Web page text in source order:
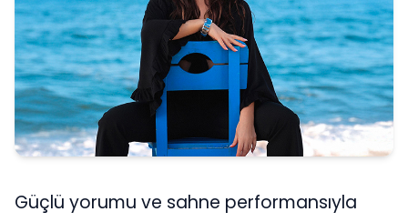
Güçlü yorumu ve sahne performansıyla